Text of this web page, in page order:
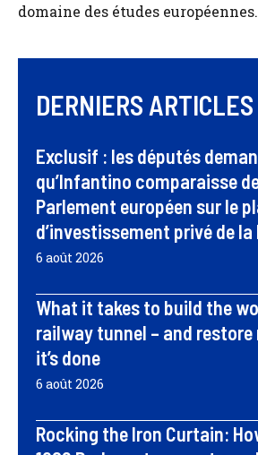
domaine des études européennes.
DERNIERS ARTICLES
Exclusif : les députés
qu’Infantino comparaisse
Parlement européen sur le
d’investissement privé de la
6 août 2026
What it takes to build the
railway tunnel – and
it’s done
6 août 2026
Rocking the Iron Curtain: